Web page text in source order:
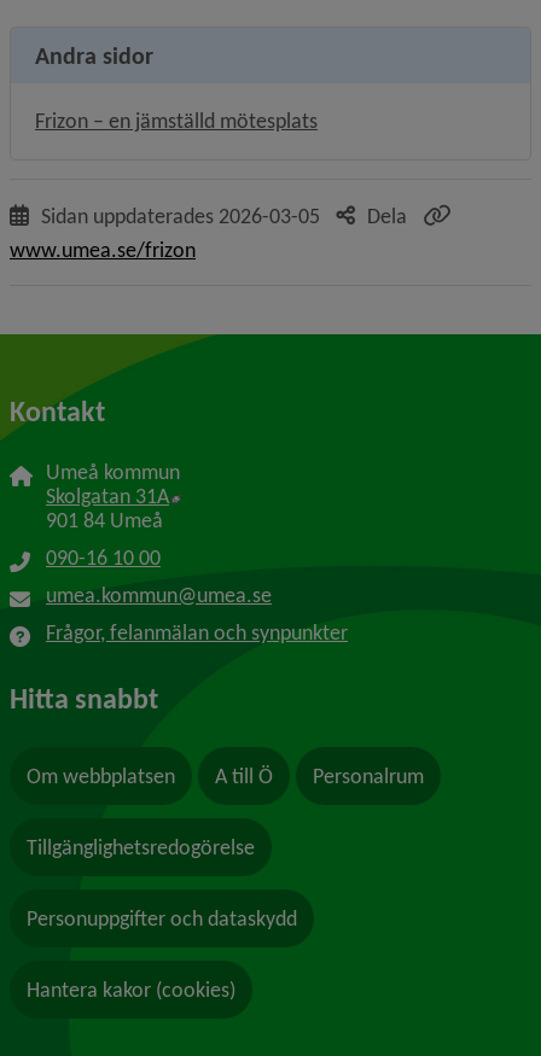
Andra sidor
Frizon – en jämställd mötesplats
Sidan uppdaterades 2026-03-05
Dela
www.umea.se/frizon
Kontakt
Umeå kommun
Skolgatan 31A Länk till annan webbplats, öppnas i nytt
901 84 Umeå
090-16 10 00
umea.kommun@umea.se
Frågor, felanmälan och synpunkter
Hitta snabbt
Om webbplatsen A till Ö Personalrum
Tillgänglighetsredogörelse
Personuppgifter och dataskydd
Hantera kakor (cookies)